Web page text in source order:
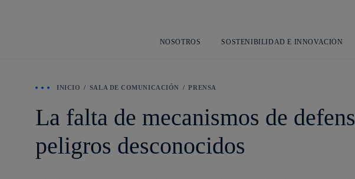
principal
NOSOTROS SOSTENIBILIDAD E INNOVACIÓN
INICIO SALA DE COMUNICACIÓN PRENSA
La falta de mecanismos de
peligros desconocidos